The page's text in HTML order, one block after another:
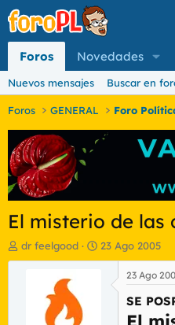
Foros Novedades
Nuevos mensajes Buscar en
Foros GENERAL Foro
El misterio de las
I
n
dr feelgood
F
e
23 Ago 2005
23 Ago
SE